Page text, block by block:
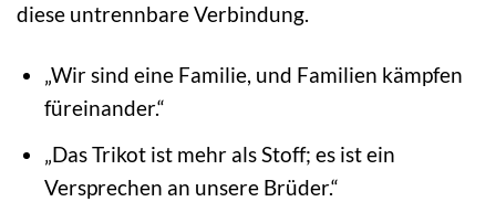
diese untrennbare Verbindung.
„Wir sind eine Familie, und Familien kämpfen
füreinander.“
„Das Trikot ist mehr als Stoff; es ist ein
Versprechen an unsere Brüder.“